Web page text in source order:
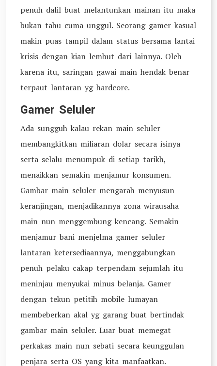
penuh dalil buat melantunkan mainan itu maka
bukan tahu cuma unggul. Seorang gamer kasual
makin puas tampil dalam status bersama lantai
krisis dengan kian lembut dari lainnya. Oleh
karena itu, saringan gawai main hendak benar
terpaut lantaran yg hardcore.
Gamer Seluler
Ada sungguh kalau rekan main seluler
membangkitkan miliaran dolar secara isinya
serta selalu menumpuk di setiap tarikh,
menaikkan semakin menjamur konsumen.
Gambar main seluler mengarah menyusun
keranjingan, menjadikannya zona wirausaha
main nun menggembung kencang. Semakin
menjamur bani menjelma gamer seluler
lantaran ketersediaannya, menggabungkan
penuh pelaku cakap terpendam sejumlah itu
meninjau menyukai minus belanja. Gamer
dengan tekun petitih mobile lumayan
membeberkan akal yg garang buat bertindak
gambar main seluler. Luar buat memegat
perkakas main nun sebati secara keunggulan
penjara serta OS yang kita manfaatkan.